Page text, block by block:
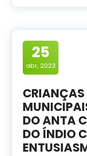
25
abr, 2023
CRIANÇAS
DO ANTA
DO ÍNDIO